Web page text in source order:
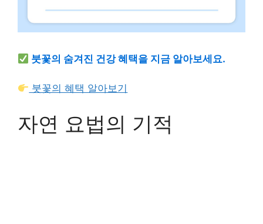
붓꽃의 숨겨진 건강 혜택을 지금 알아보세요.
붓꽃의 혜택 알아보기
자연 요법의 기적